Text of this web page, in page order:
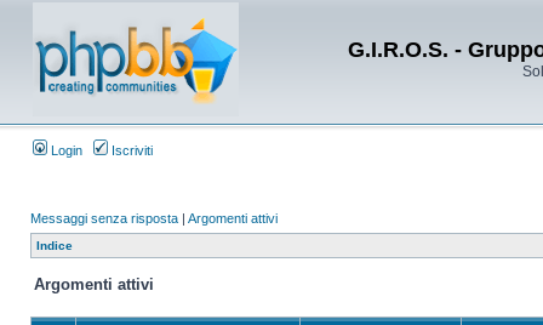
G.I.R.O.S. -
Login Iscriviti
Messaggi senza risposta | Argomenti attivi
Indice
Argomenti attivi